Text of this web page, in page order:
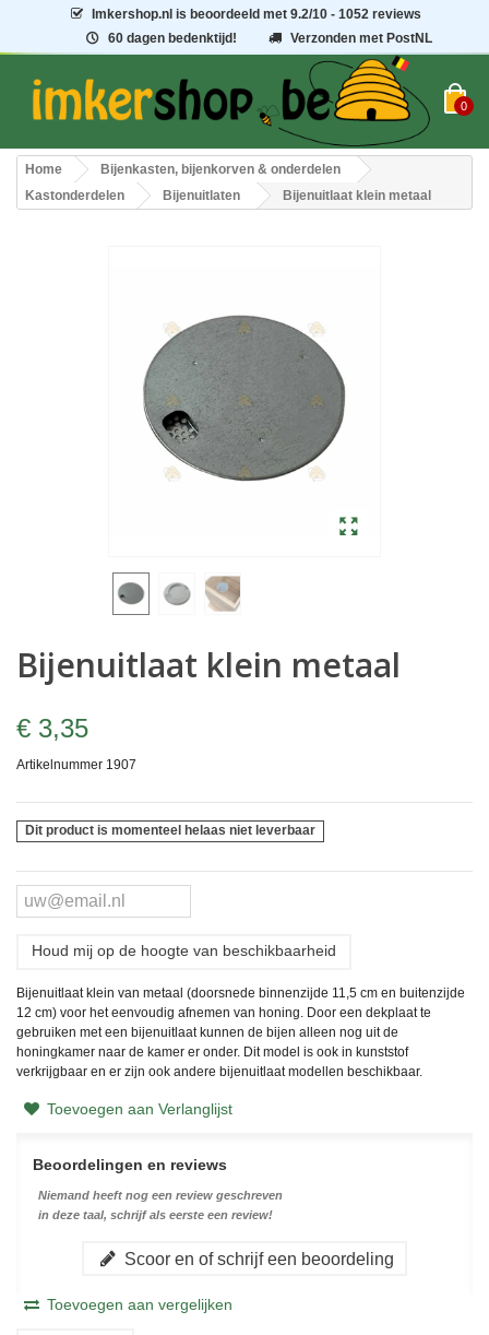
Imkershop.nl is beoordeeld met9.2/10 - 1052 reviews
60 dagen bedenktijd!
Verzonden met PostNL
0
Home
Bijenkasten, bijenkorven & onderdelen
Kastonderdelen
Bijenuitlaten Bijenuitlaat klein metaal
Bijenuitlaat klein metaal
€ 3,35
Artikelnummer 1907
Dit product is momenteel helaas niet leverbaar
Houd mij op de hoogte van beschikbaarheid
Bijenuitlaat klein van metaal (doorsnede binnenzijde 11,5 cm en buitenzijde
12 cm) voor het eenvoudig afnemen van honing. Door een dekplaat te
gebruiken met een bijenuitlaat kunnen de bijen alleen nog uit de
honingkamer naar de kamer er onder. Dit model is ook in kunststof
verkrijgbaar en er zijn ook andere bijenuitlaat modellen beschikbaar.
Toevoegen aan Verlanglijst
Beoordelingen en reviews
Niemand heeft nog een review geschreven
in deze taal, schrijf als eerste een review!
Scoor en of schrijf een beoordeling
Toevoegen aan vergelijken